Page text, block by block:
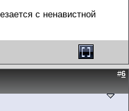
с ненавистной
#6